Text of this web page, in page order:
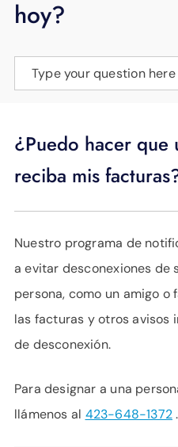
APOYO
hoy?
Type your question here
¿Puedo hacer
reciba mis
Nuestro programa de
a evitar desconexiones de
persona, como un amigo
las facturas y otros avisos
de desconexión.
Para designar a una
llámenos al 423-648-1372.